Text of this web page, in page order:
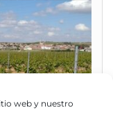
web y nuestro